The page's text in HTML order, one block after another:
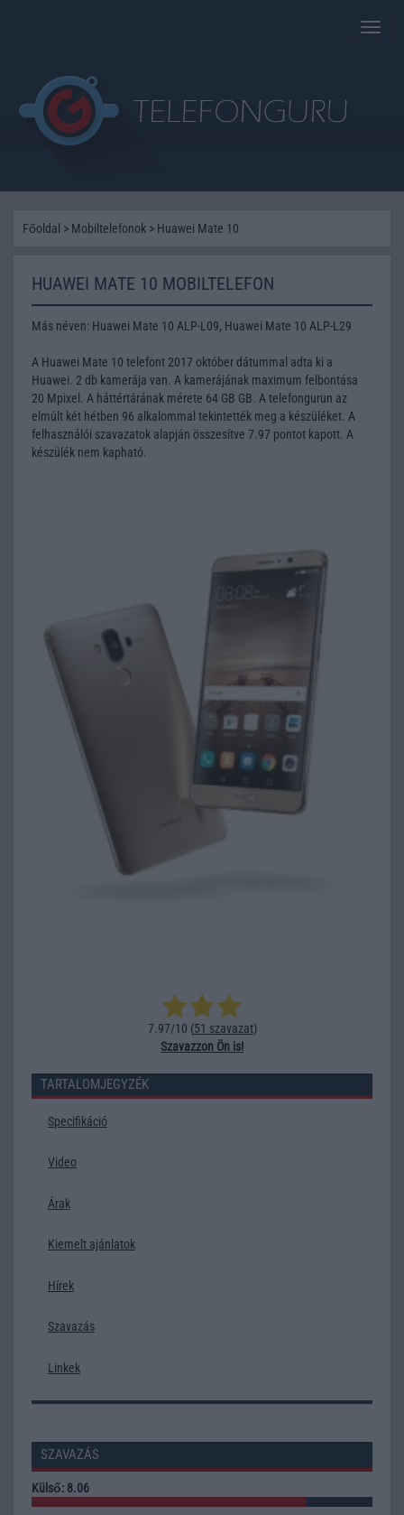
Toggle
Főoldal > Mobiltelefonok > Huawei Mate 10
HUAWEI MATE 10 MOBILTELEFON
Más néven: Huawei Mate 10 ALP-L09, Huawei Mate 10 ALP-L29
A Huawei Mate 10 telefont 2017 október dátummal adta ki a
Huawei. 2 db kamerája van. A kamerájának maximum felbontása
20 Mpixel. A háttértárának mérete 64 GB GB. A telefongurun az
elmúlt két hétben 96 alkalommal tekintették meg a készüléket. A
felhasználói szavazatok alapján összesítve 7.97 pontot kapott. A
készülék nem kapható.
7.97/10 (51 szavazat)
Szavazzon Ön is!
TARTALOMJEGYZÉK
Specifikáció
Video
Árak
Kiemelt ajánlatok
Hírek
Szavazás
Linkek
SZAVAZÁS
Külső: 8.06